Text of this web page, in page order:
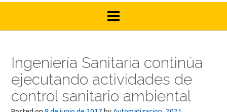
Ingeniería Sanitaria continúa
ejecutando actividades de
control sanitario ambiental